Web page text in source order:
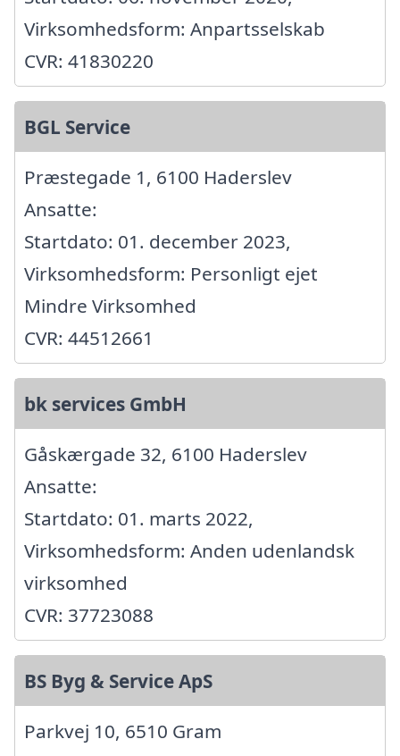
Virksomhedsform: Anpartsselskab
CVR: 41830220
BGL Service
Præstegade 1, 6100 Haderslev
Ansatte:
Startdato: 01. december 2023,
Virksomhedsform: Personligt ejet
Mindre Virksomhed
CVR: 44512661
bk services GmbH
Gåskærgade 32, 6100 Haderslev
Ansatte:
Startdato: 01. marts 2022,
Virksomhedsform: Anden udenlandsk
virksomhed
CVR: 37723088
BS Byg & Service ApS
Parkvej 10, 6510 Gram